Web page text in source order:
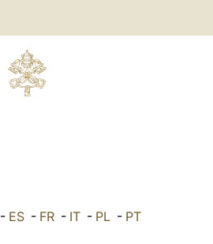
- ES - FR - IT - PL - PT